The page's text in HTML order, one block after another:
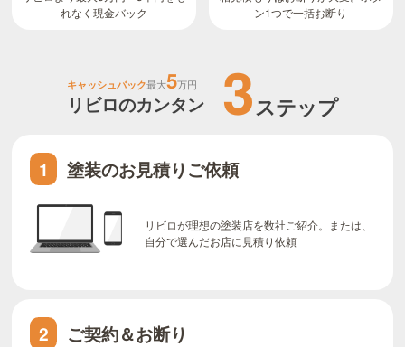
れなく現金バック ン1つで一括お断り
キャッシュバック最大5万円
リビロのカンタン 3ステップ
1 塗装のお見積りご依頼
リビロが理想の塗装店を数社ご紹介。または、
自分で選んだお店に見積り依頼
2 ご契約＆お断り